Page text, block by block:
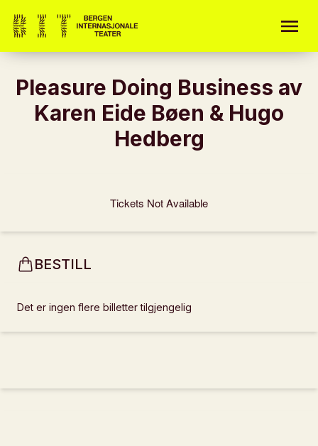
Pleasure Doing Business av
Karen Eide Bøen & Hugo
Hedberg
Tickets Not Available
BESTILL
Det er ingen flere billetter tilgjengelig